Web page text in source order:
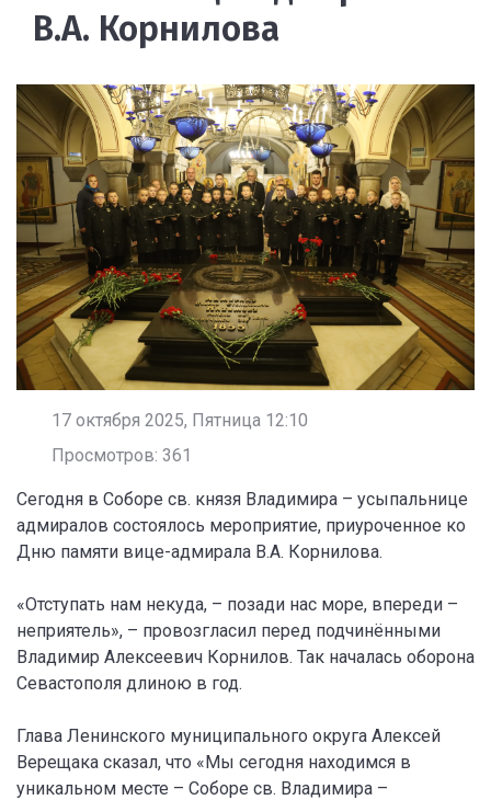
В.А. Корнилова
17 октября 2025, Пятница 12:10
Просмотров: 361
Сегодня в Соборе св. князя Владимира – усыпальнице
адмиралов состоялось мероприятие, приуроченное ко
Дню памяти вице-адмирала В.А. Корнилова.
«Отступать нам некуда, – позади нас море, впереди –
неприятель», – провозгласил перед подчинёнными
Владимир Алексеевич Корнилов. Так началась оборона
Севастополя длиною в год.
Глава Ленинского муниципального округа Алексей
Верещака сказал, что «Мы сегодня находимся в
уникальном месте – Соборе св. Владимира –